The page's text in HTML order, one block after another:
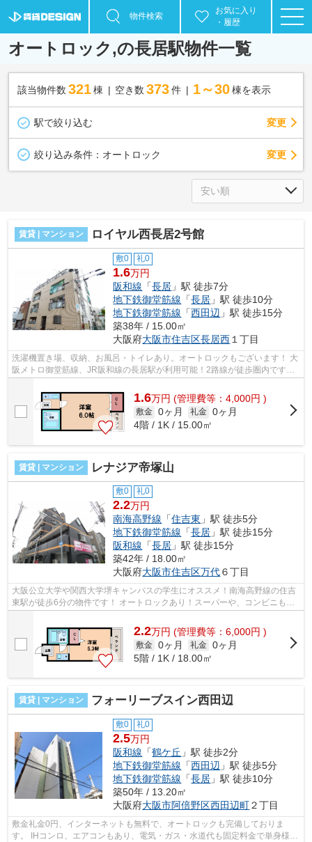
物件検索
お気に入り
・履歴
オートロック,の長居駅物件一覧
該当物件数 321棟 空き数 373 件 1～30 棟を表示
駅で絞り込む 変更
絞り込み条件： オートロック 変更
賃貸 | マンション ロイヤル西長居2号館
敷0 礼0
1.6万円
阪和線 「長居 」駅 徒歩7分
地下鉄御堂筋線 「長居 」駅 徒歩10分
地下鉄御堂筋線 「西田辺 」駅 徒歩15分
築38年 / 15.00㎡
大阪府大阪市住吉区長居西 １丁目
洗濯機置き場、収納、お風呂・トイレあり。オートロックもございます！ 大
阪メトロ御堂筋線、JR阪和線の長居駅が利用可能！2路線が徒歩圏内です！
■□■□■□■□■□■□■□■□■□■□■□■□■□■□■□■□...
1.6万円 (管理費等：4,000円 )
敷金 0ヶ月 礼金 0ヶ月
4階 / 1K / 15.00㎡
賃貸 | マンション レナジア帝塚山
敷0 礼0
2.2万円
南海高野線 「住吉東 」駅 徒歩5分
地下鉄御堂筋線 「長居 」駅 徒歩15分
阪和線 「長居 」駅 徒歩15分
築42年 / 18.00㎡
大阪府大阪市住吉区万代６丁目
大阪公立大学や関西大学堺キャンパスの学生にオススメ！南海高野線の住吉
東駅が徒歩6分の物件です！ オートロックあり！スーパーや、コンビニも近
2.2万円 (管理費等：6,000円 )
敷金 0ヶ月 礼金 0ヶ月
5階 / 1K / 18.00㎡
賃貸 | マンション フォーリーブスイン西田辺
敷0 礼0
2.5万円
阪和線 「鶴ケ丘 」駅 徒歩2分
地下鉄御堂筋線 「西田辺 」駅 徒歩5分
地下鉄御堂筋線 「長居 」駅 徒歩10分
築50年 / 13.20㎡
大阪府大阪市阿倍野区西田辺町２丁目
敷金礼金0円、インターネットも無料で、オートロックも完備しておりま
す。 IHコンロ、エアコンもあり、電気・ガス・水道代も固定料金で単身様に